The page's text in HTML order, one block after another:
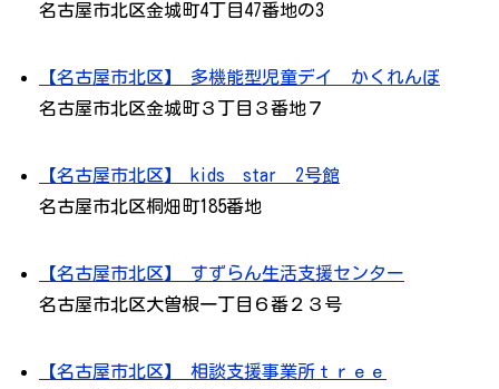
名古屋市北区金城町4丁目47番地の3
【名古屋市北区】 多機能型児童デイ かくれんぼ
名古屋市北区金城町３丁目３番地７
【名古屋市北区】 kids star 2号館
名古屋市北区桐畑町185番地
【名古屋市北区】 すずらん生活支援センター
名古屋市北区大曽根一丁目６番２３号
【名古屋市北区】 相談支援事業所ｔｒｅｅ